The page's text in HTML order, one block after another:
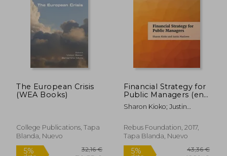
5%
dcto.
85,66 € 5%
dcto.
The European Crisis
(WEA Books)
College Publications, Tapa
Blanda, Nuevo
Financial Strategy for
Public Managers (en
Inglés)
Sharon Kioko; Justin
Rebus Foundation, 2017,
Tapa Blanda, Nuevo